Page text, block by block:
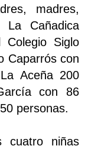
madres,
Cañadica
Siglo
Caparrós con
Aceña 200
con 86
personas.
cuatro niñas